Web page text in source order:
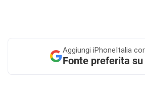
Aggiungi iPhoneItalia
Fonte preferita su